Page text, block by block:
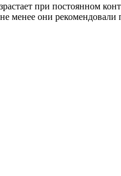
при постоянном
менее они